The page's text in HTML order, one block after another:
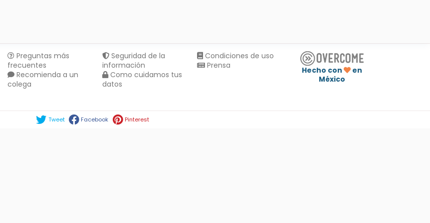
Preguntas más
frecuentes
Recomienda a un
colega
Seguridad de la
información
Como cuidamos tus
datos
Condiciones de uso
Prensa
Hecho con
en
México
Tweet Facebook Pinterest